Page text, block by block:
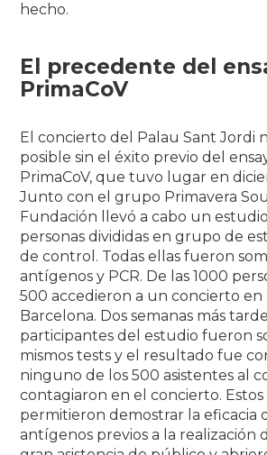
hecho.
El precedente del
PrimaCoV
El concierto del Palau Sant Jordi
posible sin el éxito previo del
PrimaCoV, que tuvo lugar en
Junto con el grupo Primavera
Fundación llevó a cabo un
personas divididas en grupo de
de control. Todas ellas fueron
antígenos y PCR. De las 1000
500 accedieron a un concierto en
Barcelona. Dos semanas más
participantes del estudio fueron
mismos tests y el resultado fue
ninguno de los 500 asistentes al
contagiaron en el concierto.
permitieron demostrar la eficacia
antígenos previos a la realización